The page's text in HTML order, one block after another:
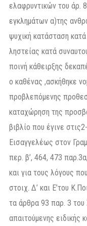
ελαφρυντικών του άρ.
εγκλημάτων α)της
ψυχική κατάσταση
ληστείας κατά
ποινή κάθειρξης
ο καθένας ,ασκήθηκε
προβλεπόμενης
καταχώρηση της
βιβλίο που έγινε
Εισαγγελέως στον
περ. β’, 464, 473
και για τους λόγους
στοιχ. Δ’ και Ε’του
τα άρθρα 93 παρ. 3 του
απαιτούμενης ειδικής